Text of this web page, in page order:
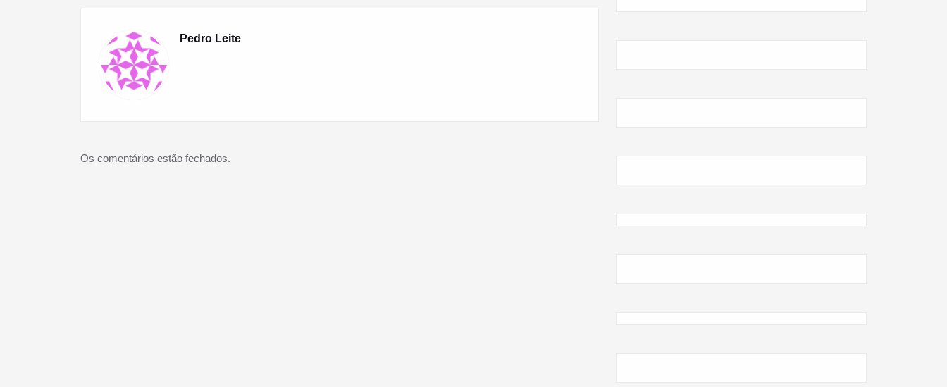
Pedro Leite
Os comentários estão fechados.